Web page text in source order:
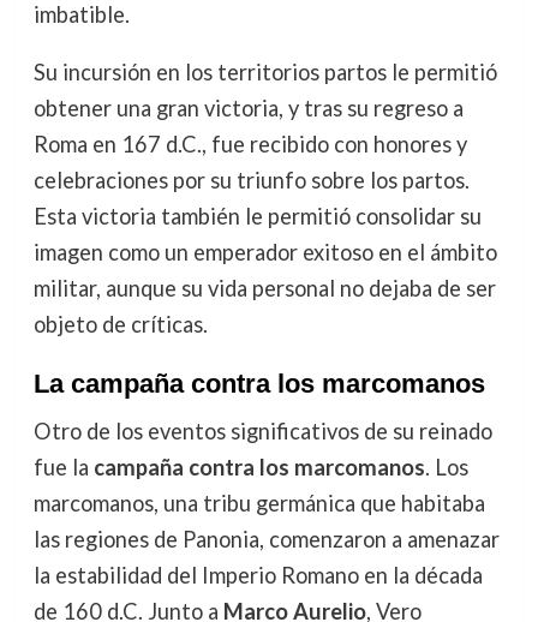
imbatible.
Su incursión en los territorios partos le permitió
obtener una gran victoria, y tras su regreso a
Roma en 167 d.C., fue recibido con honores y
celebraciones por su triunfo sobre los partos.
Esta victoria también le permitió consolidar su
imagen como un emperador exitoso en el ámbito
militar, aunque su vida personal no dejaba de ser
objeto de críticas.
La campaña contra los marcomanos
Otro de los eventos significativos de su reinado
fue la campaña contra los marcomanos. Los
marcomanos, una tribu germánica que habitaba
las regiones de Panonia, comenzaron a amenazar
la estabilidad del Imperio Romano en la década
de 160 d.C. Junto a Marco Aurelio, Vero